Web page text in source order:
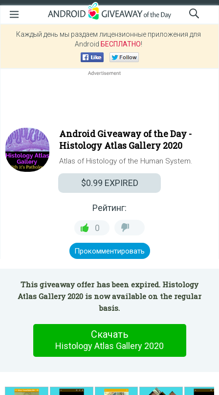
Каждый день мы раздаем лицензионные приложения для
Android БЕСПЛАТНО!
Android Giveaway of the Day -
Histology Atlas Gallery 2020
Atlas of Histology of the Human System.
$0.99 EXPIRED
Рейтинг:
0
Прокомментировать
This giveaway offer has been expired. Histology
Atlas Gallery 2020 is now available on the regular
basis.
Скачать
Histology Atlas Gallery 2020